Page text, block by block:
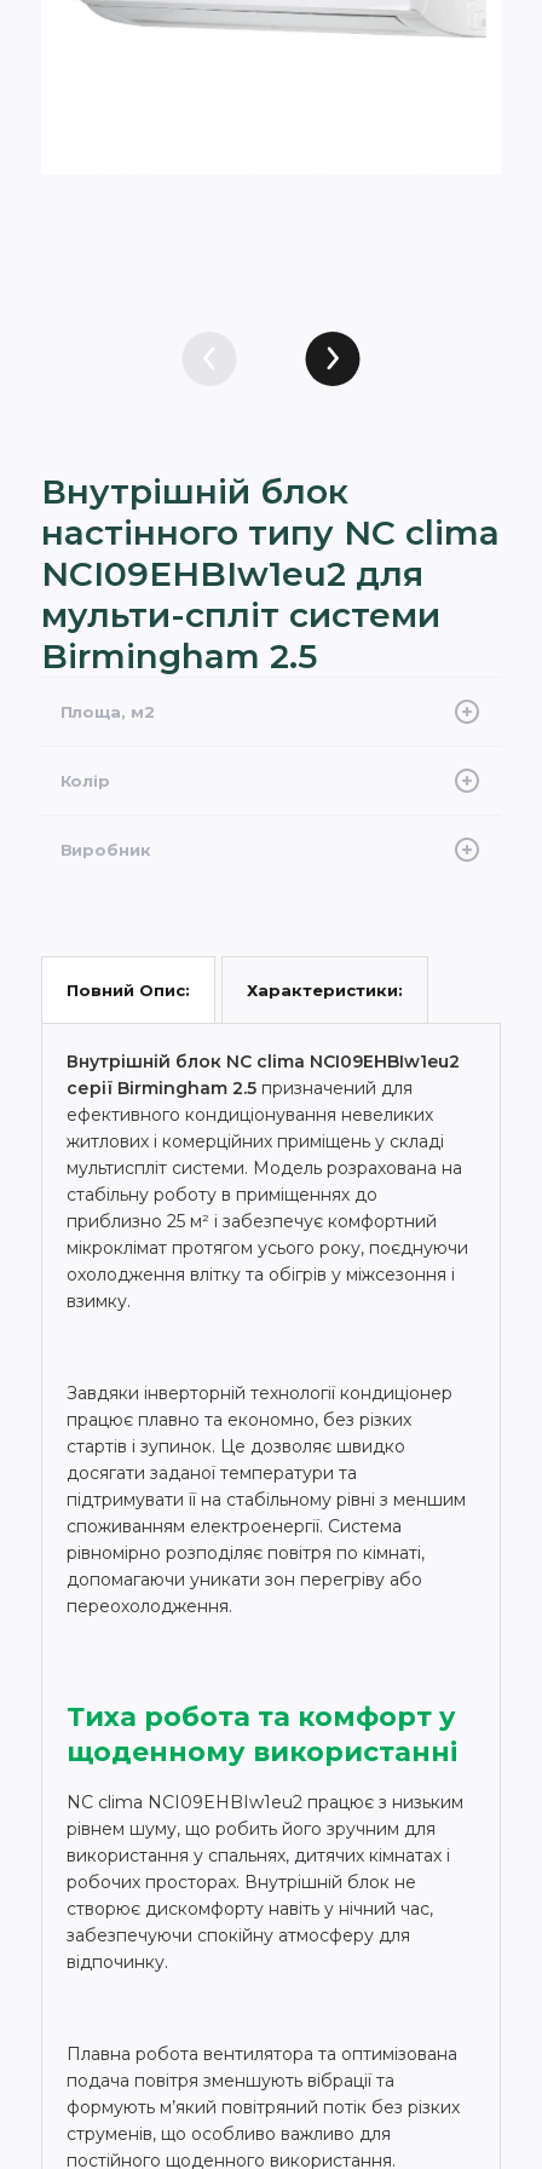
Внутрішній блок
настінного типу NC clima
NCI09EHBIw1eu2 для
мульти-спліт системи
Birmingham 2.5
Площа, м2
Колір
Виробник
Повний Опис: Характеристики:
Внутрішній блок NC clima NCI09EHBIw1eu2
серії Birmingham 2.5призначений для
ефективного кондиціонування невеликих
житлових і комерційних приміщень у складі
мультиспліт системи. Модель розрахована на
стабільну роботу в приміщеннях до
приблизно 25 м² і забезпечує комфортний
мікроклімат протягом усього року, поєднуючи
охолодження влітку та обігрів у міжсезоння і
взимку.
Завдяки інверторній технології кондиціонер
працює плавно та економно, без різких
стартів і зупинок. Це дозволяє швидко
досягати заданої температури та
підтримувати її на стабільному рівні з меншим
споживанням електроенергії. Система
рівномірно розподіляє повітря по кімнаті,
допомагаючи уникати зон перегріву або
переохолодження.
Тиха робота та комфорт у
щоденному використанні
NC clima NCI09EHBIw1eu2 працює з низьким
рівнем шуму, що робить його зручним для
використання у спальнях, дитячих кімнатах і
робочих просторах. Внутрішній блок не
створює дискомфорту навіть у нічний час,
забезпечуючи спокійну атмосферу для
відпочинку.
Плавна робота вентилятора та оптимізована
подача повітря зменшують вібрації та
формують м’який повітряний потік без різких
струменів, що особливо важливо для
постійного щоденного використання.